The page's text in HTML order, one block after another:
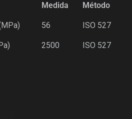
Medida Método
56 ISO 527
2500 ISO 527